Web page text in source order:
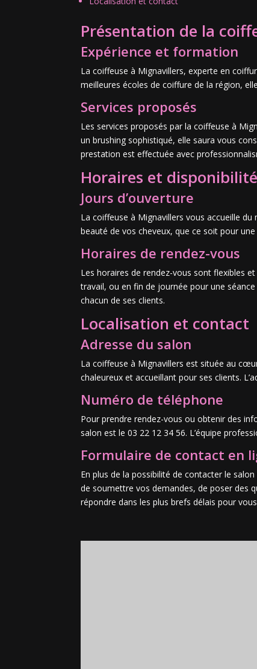
Présentation de la
Expérience et formation
La coiffeuse à Mignavillers, experte en
meilleures écoles de coiffure de la région,
Services proposés
Les services proposés par la coiffeuse à
un brushing sophistiqué, elle saura vous
prestation est effectuée avec
Horaires et
Jours d’ouverture
La coiffeuse à Mignavillers vous accueille
beauté de vos cheveux, que ce soit pour
Horaires de rendez-vous
Les horaires de rendez-vous sont flexibles
travail, ou en fin de journée pour une
chacun de ses clients.
Localisation et contact
Adresse du salon
La coiffeuse à Mignavillers est située au
chaleureux et accueillant pour ses clients.
Numéro de téléphone
Pour prendre rendez-vous ou obtenir des
salon est le 03 22 12 34 56. L’équipe
Formulaire de contact en
En plus de la possibilité de contacter le
de soumettre vos demandes, de poser des
répondre dans les plus brefs délais pour